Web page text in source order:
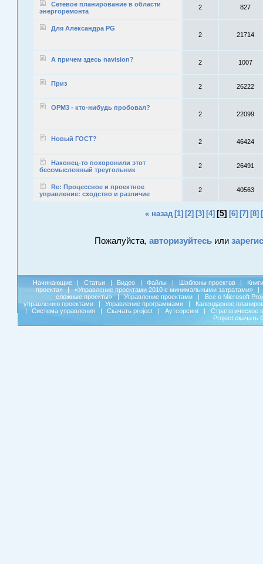
Cетевое планирование в области
энергоремонта
2 827
Для Александра PG
2
21714
А причем здесь navision? 2 1007
Приз 2 26222
OPM3 - кто-нибудь пробовал?
2
22099
Новый ГОСТ? 2 46424
Наконец-то похоронили этот
бессмысленный треугольник
2 26491
Re: Процессное и проектное
управление: сходство и различие
2 40563
« назад [1] [2] [3] [4] [5] [6] [7] [8]
Пожалуйста, авторизуйтесьили
Начинающие | Статьи | Видео | Файлы | Шаблоны проектов |
Книги
проекта»
| «Управление проектами 2010 с минимальными затратами»
|
сложные проекты»
| Управление проектами |
Все о Microsoft
управлению проектами
| Управление программами |
Календарное
|
Система управления | Скачать project | Аутсорсинг |
Стратегическое
Project скачать